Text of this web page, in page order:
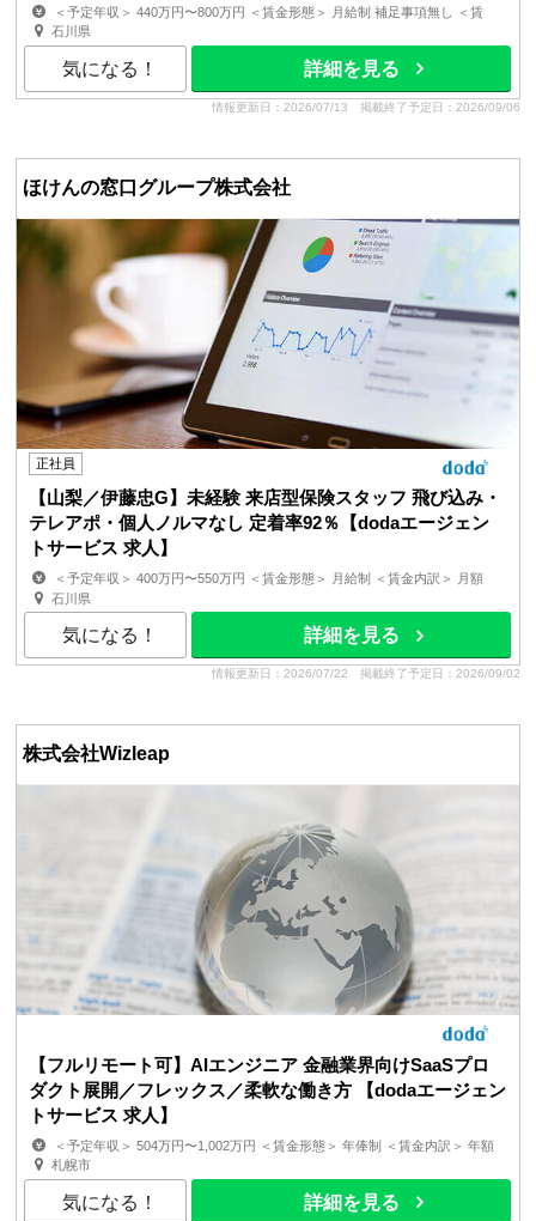
＜予定年収＞ 440万円〜800万円 ＜賃金形態＞ 月給制 補足事項無し ＜賃
金内訳＞ 月額（基本給）：299,000円〜392,150円 ...
石川県
気になる！ 詳細を見る
情報更新日：2026/07/13 掲載終了予定日：2026/09/06
ほけんの窓口グループ株式会社
正社員
【山梨／伊藤忠G】未経験 来店型保険スタッフ 飛び込み・
テレアポ・個人ノルマなし 定着率92％【dodaエージェン
トサービス 求人】
＜予定年収＞ 400万円〜550万円 ＜賃金形態＞ 月給制 ＜賃金内訳＞ 月額
（基本給）：260,000円〜368,000円 その他固定手当...
石川県
気になる！ 詳細を見る
情報更新日：2026/07/22 掲載終了予定日：2026/09/02
株式会社Wizleap
【フルリモート可】AIエンジニア 金融業界向けSaaSプロ
ダクト展開／フレックス／柔軟な働き方 【dodaエージェン
トサービス 求人】
＜予定年収＞ 504万円〜1,002万円 ＜賃金形態＞ 年俸制 ＜賃金内訳＞ 年額
（基本給）：3,804,000円〜7,560,000円 固...
札幌市
気になる！ 詳細を見る